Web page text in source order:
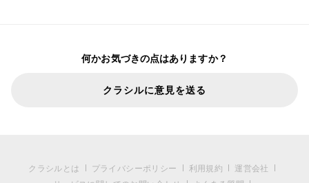
何かお気づきの点はありますか？
クラシルに意見を送る
クラシルとは プライバシーポリシー 利用規約
運営会社